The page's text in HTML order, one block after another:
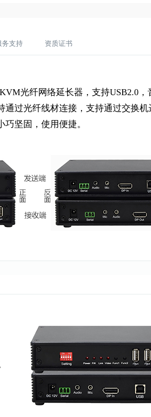
务支持 资质证书
光纤网络延长器，支持USB2.0，
过光纤线材连接，支持通过交换
坚固，使用便捷。